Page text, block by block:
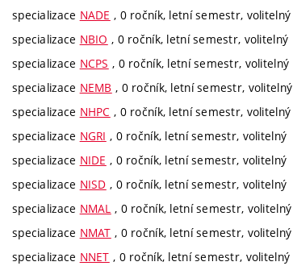
specializace NADE , 0 ročník, letní semestr, volitelný
specializace NBIO , 0 ročník, letní semestr, volitelný
specializace NCPS , 0 ročník, letní semestr, volitelný
specializace NEMB , 0 ročník, letní semestr, volitelný
specializace NHPC , 0 ročník, letní semestr, volitelný
specializace NGRI , 0 ročník, letní semestr, volitelný
specializace NIDE , 0 ročník, letní semestr, volitelný
specializace NISD , 0 ročník, letní semestr, volitelný
specializace NMAL , 0 ročník, letní semestr, volitelný
specializace NMAT , 0 ročník, letní semestr, volitelný
specializace NNET , 0 ročník, letní semestr, volitelný